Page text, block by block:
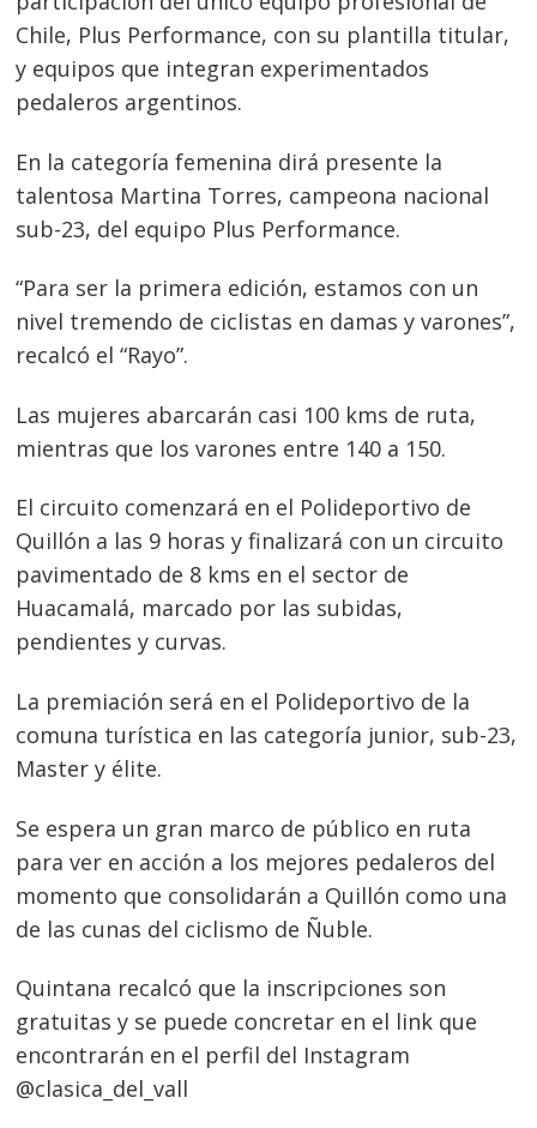
Chile, Plus Performance, con su plantilla titular,
y equipos que integran experimentados
pedaleros argentinos.
En la categoría femenina dirá presente la
talentosa Martina Torres, campeona nacional
sub-23, del equipo Plus Performance.
“Para ser la primera edición, estamos con un
nivel tremendo de ciclistas en damas y varones”,
recalcó el “Rayo”.
Las mujeres abarcarán casi 100 kms de ruta,
mientras que los varones entre 140 a 150.
El circuito comenzará en el Polideportivo de
Quillón a las 9 horas y finalizará con un circuito
pavimentado de 8 kms en el sector de
Huacamalá, marcado por las subidas,
pendientes y curvas.
La premiación será en el Polideportivo de la
comuna turística en las categoría junior, sub-23,
Master y élite.
Se espera un gran marco de público en ruta
para ver en acción a los mejores pedaleros del
momento que consolidarán a Quillón como una
de las cunas del ciclismo de Ñuble.
Quintana recalcó que la inscripciones son
gratuitas y se puede concretar en el link que
encontrarán en el perfil del Instagram
@clasica_del_vall
Navegación
de
entradas